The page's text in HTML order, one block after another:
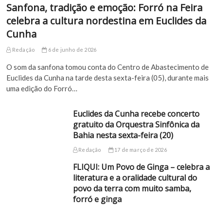
Sanfona, tradição e emoção: Forró na Feira
celebra a cultura nordestina em Euclides da
Cunha
Redação 6 de junho de 2026
O som da sanfona tomou conta do Centro de Abastecimento de
Euclides da Cunha na tarde desta sexta-feira (05), durante mais
uma edição do Forró…
Euclides da Cunha recebe concerto
gratuito da Orquestra Sinfônica da
Bahia nesta sexta-feira (20)
Redação 17 de março de 2026
FLIQUI: Um Povo de Ginga – celebra a
literatura e a oralidade cultural do
povo da terra com muito samba,
forró e ginga